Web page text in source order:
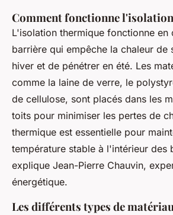
Comment fonctionne
L'isolation thermique fonctionne en
barrière qui empêche la chaleur de
hiver et de pénétrer en été. Les
comme la laine de verre, le
de cellulose, sont placés dans les
toits pour minimiser les pertes de
thermique est essentielle pour
température stable à l'intérieur des
explique Jean-Pierre Chauvin,
énergétique.
Les différents types de